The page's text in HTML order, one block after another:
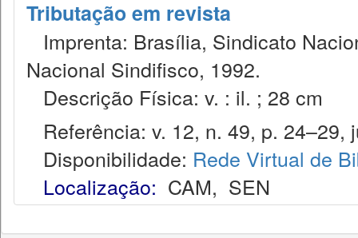
Tributação em revista
Imprenta: Brasília, Sindicato
Nacional Sindifisco, 1992.
Descrição Física: v. : il. ; 28 cm
Referência: v. 12, n. 49, p. 24–29,
Disponibilidade: Rede Virtual de
Localização: CAM, SEN